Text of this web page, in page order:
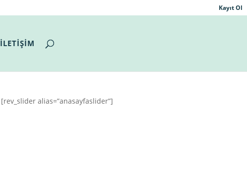
Kayıt Ol
İLETİŞİM
[rev_slider alias=”anasayfaslider”]